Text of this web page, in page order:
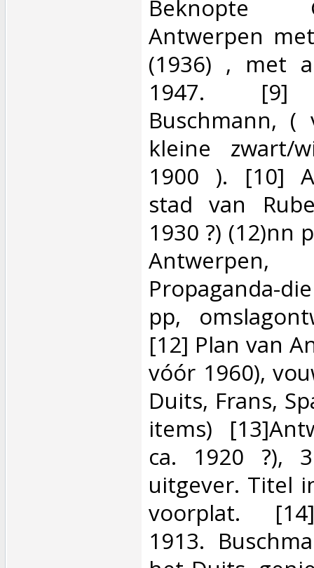
Beknopte
Antwerpen
(1936) , met
1947. [9]
Buschmann, (
kleine zwart/
1900 ). [10]
stad van
1930 ?) (12)nn
Antwerpen,
Propaganda-
pp,
[12] Plan van
vóór 1960),
Duits, Frans,
items)
ca. 1920 ?),
uitgever. Titel
voorplat.
1913.